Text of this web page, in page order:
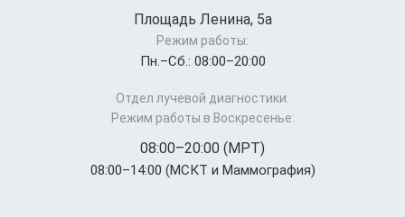
Площадь Ленина, 5а
Режим работы:
Пн.–Cб.: 08:00–20:00
Отдел лучевой диагностики:
Режим работы в Воскресенье:
08:00–20:00 (МРТ)
08:00–14:00 (МСКТ и Маммография)